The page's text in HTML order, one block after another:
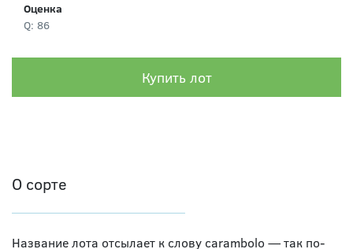
Оценка
Q: 86
Купить лот
О сорте
Название лота отсылает к слову carambolo — так по-